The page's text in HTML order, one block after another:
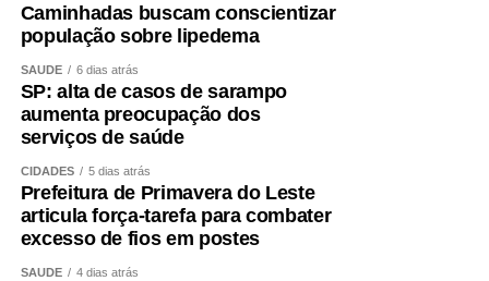
Caminhadas buscam conscientizar
população sobre lipedema
SAÚDE 6 dias atrás
SP: alta de casos de sarampo
aumenta preocupação dos
serviços de saúde
CIDADES 5 dias atrás
Prefeitura de Primavera do Leste
articula força-tarefa para combater
excesso de fios em postes
SAÚDE 4 dias atrás